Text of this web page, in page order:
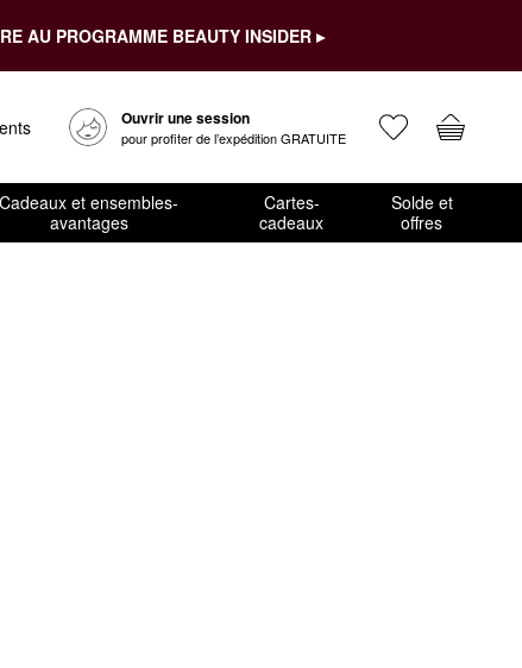
AU PROGRAMME BEAUTY INSIDER ▸
Ouvrir une session
pour profiter de l’expédition GRATUITE
Cadeaux et ensembles-
avantages
Cartes-
cadeaux
Solde et
offres